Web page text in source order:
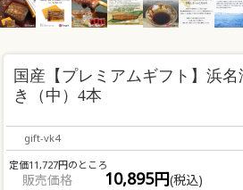
国産【プレミアムギフト】浜
き（中）4本
gift-vk4
定価11,727円のところ
販売価格 10,895円(税込)